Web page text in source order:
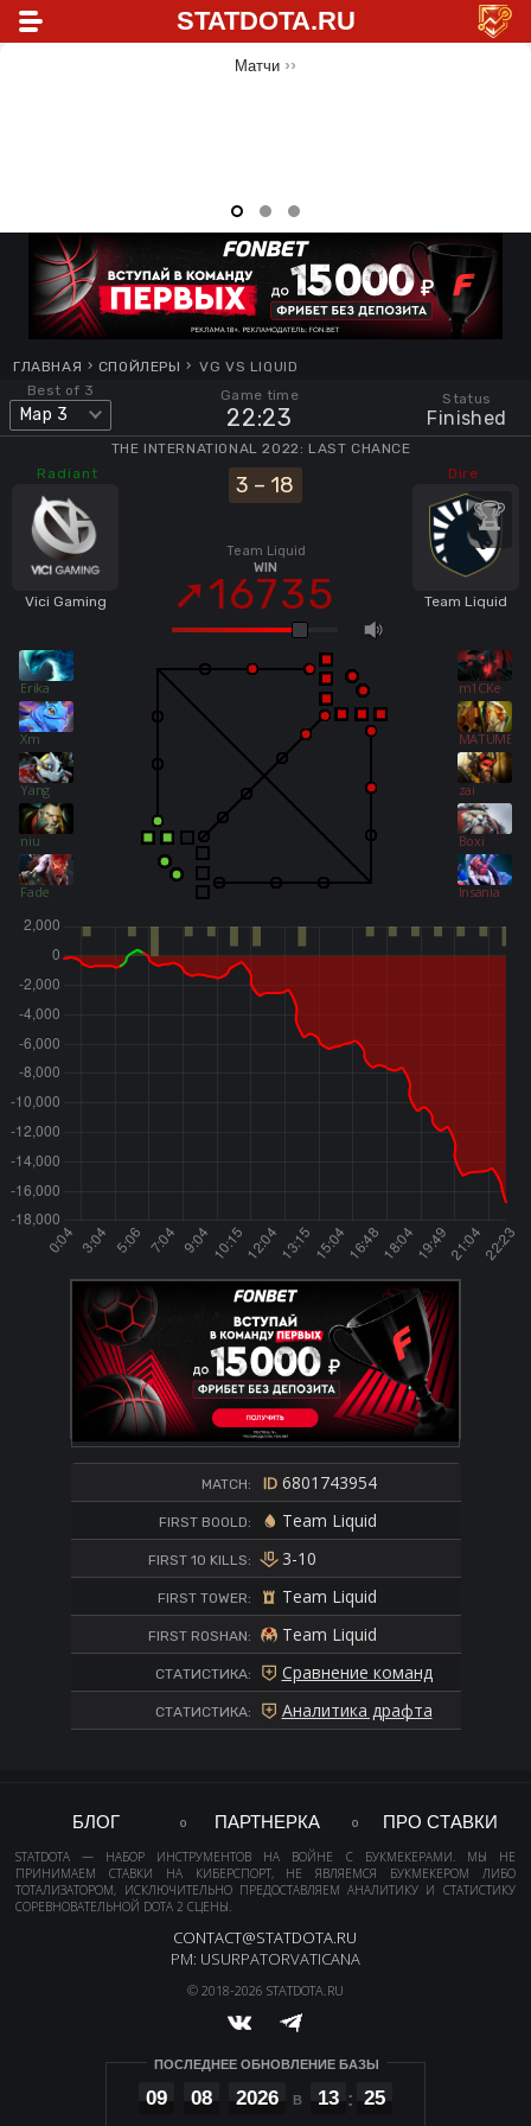
STATDOTA.RU
Матчи
ГЛАВНАЯ СПОЙЛЕРЫ VG VS LIQUID
THE INTERNATIONAL 2022: LAST CHANCE
Best of 3
Map 3
Game time
22:23
Status
Finished
Radiant
Vici Gaming
Erika
Xm
Yang
niu
Fade
3 – 18
Team Liquid
WIN
16735
m1CKe
zai
Boxi
Insania
Dire
Team Liquid
MATCH: 6801743954
FIRST BOOLD: Team Liquid
FIRST 10 KILLS: 3-10
FIRST TOWER: Team Liquid
FIRST ROSHAN: Team Liquid
СТАТИСТИКА: Сравнение команд
СТАТИСТИКА: Аналитика драфта
БЛОГ ПАРТНЕРКА ПРО СТАВКИ
STATDOTA — НАБОР ИНСТРУМЕНТОВ НА ВОЙНЕ С БУКМЕКЕРАМИ. МЫ НЕ
ПРИНИМАЕМ СТАВКИ НА КИБЕРСПОРТ, НЕ ЯВЛЯЕМСЯ БУКМЕКЕРОМ ЛИБО
ТОТАЛИЗАТОРОМ, ИСКЛЮЧИТЕЛЬНО ПРЕДОСТАВЛЯЕМ АНАЛИТИКУ И СТАТИСТИКУ
СОРЕВНОВАТЕЛЬНОЙ DOTA 2 СЦЕНЫ.
CONTACT@STATDOTA.RU
PM: USURPATORVATICANA
© 2018-2026 STATDOTA.RU
ПОСЛЕДНЕЕ ОБНОВЛЕНИЕ БАЗЫ
09 08 2026 13 25